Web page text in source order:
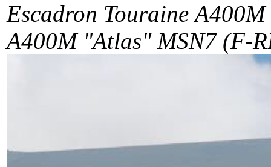
Escadron Touraine A400M
A400M "Atlas" MSN7 (F-